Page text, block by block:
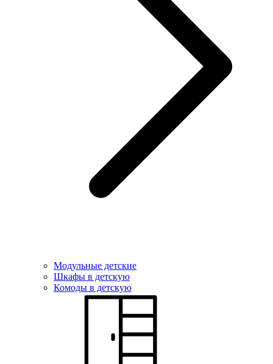
Модульные детские
Шкафы в детскую
Комоды в детскую